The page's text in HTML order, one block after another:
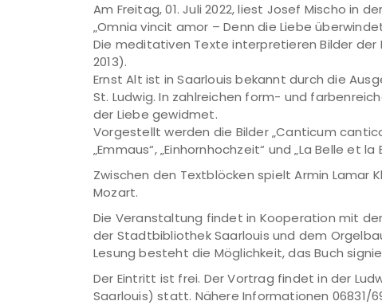
Am Freitag, 01. Juli 2022, liest Josef Mischo in
„Omnia vincit amor – Denn die Liebe
Die meditativen Texte interpretieren Bilder der
2013).
Ernst Alt ist in Saarlouis bekannt durch die
St. Ludwig. In zahlreichen form- und
der Liebe gewidmet.
Vorgestellt werden die Bilder „Canticum
„Emmaus“, „Einhornhochzeit“ und „La Belle et
Zwischen den Textblöcken spielt Armin Lamar
Mozart.
Die Veranstaltung findet in Kooperation mit
der Stadtbibliothek Saarlouis und dem
Lesung besteht die Möglichkeit, das Buch
Der Eintritt ist frei. Der Vortrag findet in der
Saarlouis) statt. Nähere Informationen 06831/